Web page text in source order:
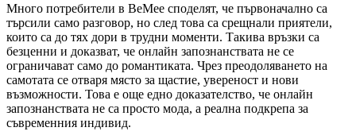
Много потребители в BeMee споделят, че първоначално са
търсили само разговор, но след това са срещнали приятели,
които са до тях дори в трудни моменти. Такива връзки са
безценни и доказват, че онлайн запознанствата не се
ограничават само до романтиката. Чрез преодоляването на
самотата се отваря място за щастие, увереност и нови
възможности. Това е още едно доказателство, че онлайн
запознанствата не са просто мода, а реална подкрепа за
съвременния индивид.